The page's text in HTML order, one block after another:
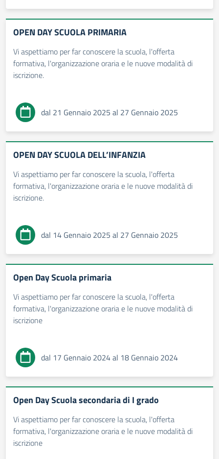
OPEN DAY SCUOLA PRIMARIA
Vi aspettiamo per far conoscere la scuola, l'offerta
formativa, l'organizzazione oraria e le nuove modalità di
iscrizione.
dal 21 Gennaio 2025 al 27 Gennaio 2025
OPEN DAY SCUOLA DELL’INFANZIA
Vi aspettiamo per far conoscere la scuola, l'offerta
formativa, l'organizzazione oraria e le nuove modalità di
iscrizione.
dal 14 Gennaio 2025 al 27 Gennaio 2025
Open Day Scuola primaria
Vi aspettiamo per far conoscere la scuola, l'offerta
formativa, l'organizzazione oraria e le nuove modalità di
iscrizione
dal 17 Gennaio 2024 al 18 Gennaio 2024
Open Day Scuola secondaria di I grado
Vi aspettiamo per far conoscere la scuola, l'offerta
formativa, l'organizzazione oraria e le nuove modalità di
iscrizione